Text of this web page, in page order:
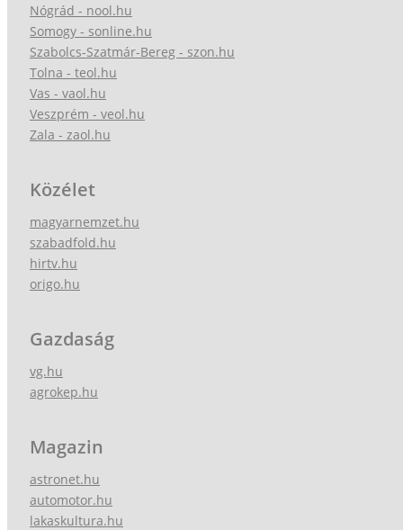
Nógrád - nool.hu
Somogy - sonline.hu
Szabolcs-Szatmár-Bereg - szon.hu
Tolna - teol.hu
Vas - vaol.hu
Veszprém - veol.hu
Zala - zaol.hu
Közélet
magyarnemzet.hu
szabadfold.hu
hirtv.hu
origo.hu
Gazdaság
vg.hu
agrokep.hu
Magazin
astronet.hu
automotor.hu
lakaskultura.hu